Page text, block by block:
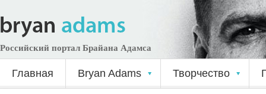
Российский портал Брайана Адамса
Главная Bryan Adams Творчество